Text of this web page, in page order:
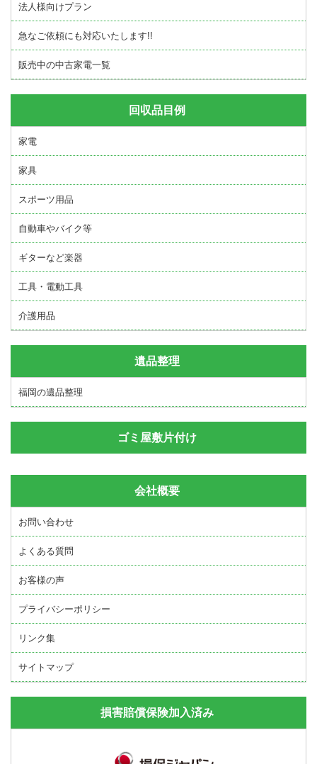
法人様向けプラン
急なご依頼にも対応いたします!!
販売中の中古家電一覧
回収品目例
家電
家具
スポーツ用品
自動車やバイク等
ギターなど楽器
工具・電動工具
介護用品
遺品整理
福岡の遺品整理
ゴミ屋敷片付け
会社概要
お問い合わせ
よくある質問
お客様の声
プライバシーポリシー
リンク集
サイトマップ
損害賠償保険加入済み